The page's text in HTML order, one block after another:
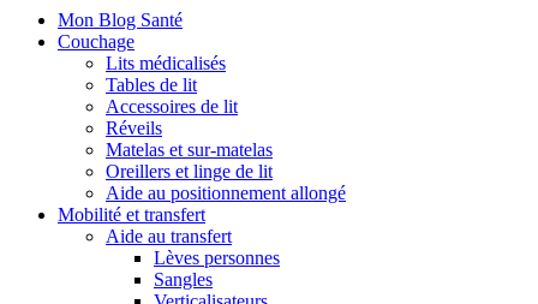
Mon Blog Santé
Couchage
Lits médicalisés
Tables de lit
Accessoires de lit
Réveils
Matelas et sur-matelas
Oreillers et linge de lit
Aide au positionnement allongé
Mobilité et transfert
Aide au transfert
Lèves personnes
Sangles